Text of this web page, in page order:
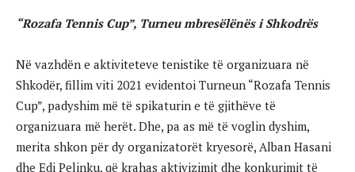
“Rozafa Tennis Cup”, Turneu mbresëlënës i Shkodrës
Në vazhdën e aktiviteteve tenistike të organizuara në
Shkodër, fillim viti 2021 evidentoi Turneun “Rozafa Tennis
Cup”, padyshim më të spikaturin e të gjithëve të
organizuara më herët. Dhe, pa as më të voglin dyshim,
merita shkon për dy organizatorët kryesorë, Alban Hasani
dhe Edi Pelinku, që krahas aktivizimit dhe konkurimit të